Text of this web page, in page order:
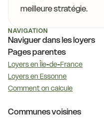
meilleure stratégie.
NAVIGATION
Naviguer dans les loyers
Pages parentes
Loyers en Île-de-France
Loyers en Essonne
Comment on calcule
Communes voisines